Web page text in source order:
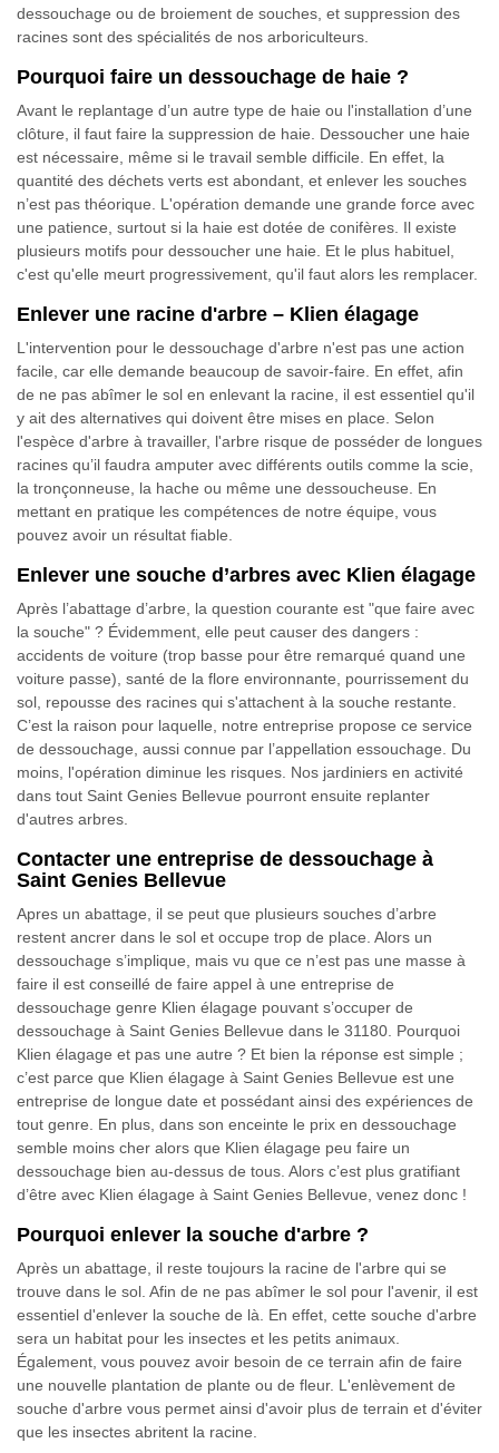
dessouchage ou de broiement de souches, et suppression des
racines sont des spécialités de nos arboriculteurs.
Pourquoi faire un dessouchage de haie ?
Avant le replantage d’un autre type de haie ou l'installation d’une
clôture, il faut faire la suppression de haie. Dessoucher une haie
est nécessaire, même si le travail semble difficile. En effet, la
quantité des déchets verts est abondant, et enlever les souches
n’est pas théorique. L'opération demande une grande force avec
une patience, surtout si la haie est dotée de conifères. Il existe
plusieurs motifs pour dessoucher une haie. Et le plus habituel,
c'est qu'elle meurt progressivement, qu'il faut alors les remplacer.
Enlever une racine d'arbre – Klien élagage
L'intervention pour le dessouchage d'arbre n'est pas une action
facile, car elle demande beaucoup de savoir-faire. En effet, afin
de ne pas abîmer le sol en enlevant la racine, il est essentiel qu'il
y ait des alternatives qui doivent être mises en place. Selon
l'espèce d'arbre à travailler, l'arbre risque de posséder de longues
racines qu’il faudra amputer avec différents outils comme la scie,
la tronçonneuse, la hache ou même une dessoucheuse. En
mettant en pratique les compétences de notre équipe, vous
pouvez avoir un résultat fiable.
Enlever une souche d’arbres avec Klien élagage
Après l’abattage d’arbre, la question courante est "que faire avec
la souche" ? Évidemment, elle peut causer des dangers :
accidents de voiture (trop basse pour être remarqué quand une
voiture passe), santé de la flore environnante, pourrissement du
sol, repousse des racines qui s'attachent à la souche restante.
C’est la raison pour laquelle, notre entreprise propose ce service
de dessouchage, aussi connue par l’appellation essouchage. Du
moins, l'opération diminue les risques. Nos jardiniers en activité
dans tout Saint Genies Bellevue pourront ensuite replanter
d'autres arbres.
Contacter une entreprise de dessouchage à
Saint Genies Bellevue
Apres un abattage, il se peut que plusieurs souches d’arbre
restent ancrer dans le sol et occupe trop de place. Alors un
dessouchage s’implique, mais vu que ce n’est pas une masse à
faire il est conseillé de faire appel à une entreprise de
dessouchage genre Klien élagage pouvant s’occuper de
dessouchage à Saint Genies Bellevue dans le 31180. Pourquoi
Klien élagage et pas une autre ? Et bien la réponse est simple ;
c’est parce que Klien élagage à Saint Genies Bellevue est une
entreprise de longue date et possédant ainsi des expériences de
tout genre. En plus, dans son enceinte le prix en dessouchage
semble moins cher alors que Klien élagage peu faire un
dessouchage bien au-dessus de tous. Alors c’est plus gratifiant
d’être avec Klien élagage à Saint Genies Bellevue, venez donc !
Pourquoi enlever la souche d'arbre ?
Après un abattage, il reste toujours la racine de l'arbre qui se
trouve dans le sol. Afin de ne pas abîmer le sol pour l'avenir, il est
essentiel d'enlever la souche de là. En effet, cette souche d'arbre
sera un habitat pour les insectes et les petits animaux.
Également, vous pouvez avoir besoin de ce terrain afin de faire
une nouvelle plantation de plante ou de fleur. L'enlèvement de
souche d'arbre vous permet ainsi d'avoir plus de terrain et d'éviter
que les insectes abritent la racine.